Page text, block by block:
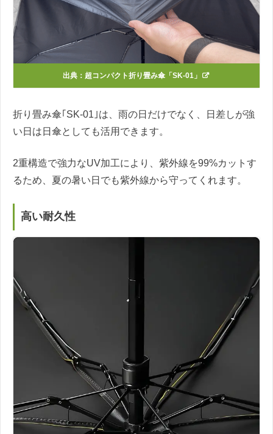
出典： 超コンパクト折り畳み傘「SK-01」
折り畳み傘｢SK-01｣は、雨の日だけでなく、日差しが強
い日は日傘としても活用できます。
2重構造で強力なUV加工により、紫外線を99%カットす
るため、夏の暑い日でも紫外線から守ってくれます。
高い耐久性